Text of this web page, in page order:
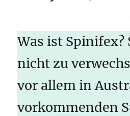
Was ist Spinifex?
nicht zu
vor allem in
vorkommenden